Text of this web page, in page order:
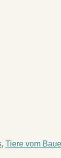
, Tiere vom